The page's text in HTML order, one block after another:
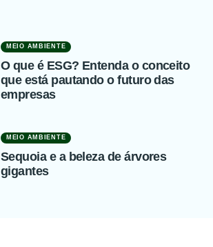
MEIO AMBIENTE
O que é ESG? Entenda o conceito
que está pautando o futuro das
empresas
MEIO AMBIENTE
Sequoia e a beleza de árvores
gigantes